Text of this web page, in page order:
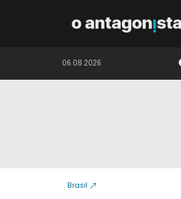
06.08.2026
Brasil